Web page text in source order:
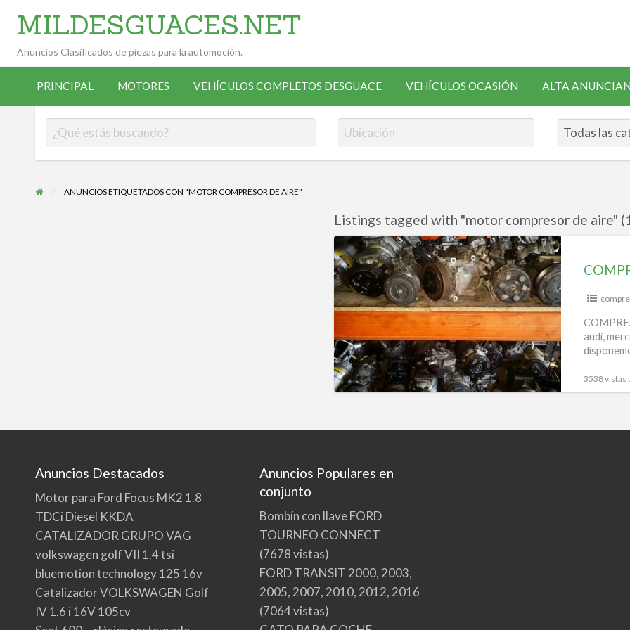
VEHÍCULOS
COMPLETOS
VEHÍCULOS
OCASIÓN
ALTA
ANUNCIANTE
SOLICITAR
RECAMBIOS
MILDESGUACES.NET
Anuncios Clasificados de piezas para la automoción.
PRINCIPAL MOTORES VEHÍCULOS COMPLETOS DESGUACE VEHÍCULOS OCASIÓN ALTA
ANUNCIOS ETIQUETADOS CON "MOTOR COMPRESOR DE AIRE"
Listings tagged with "motor compresor de aire"
COMPRESORES
AIRE
ACONDICIONADO
audi,
3538 vistas
Anuncios Destacados
Motor para Ford Focus MK2 1.8
TDCi Diesel KKDA
CATALIZADOR GRUPO VAG
volkswagen golf VII 1.4 tsi
bluemotion technology 125 16v
Catalizador VOLKSWAGEN Golf
IV 1.6 i 16V 105cv
Anuncios Populares en
conjunto
Bombín con llave FORD
TOURNEO CONNECT
(7678 vistas)
FORD TRANSIT 2000, 2003,
2005, 2007, 2010, 2012, 2016
(7064 vistas)